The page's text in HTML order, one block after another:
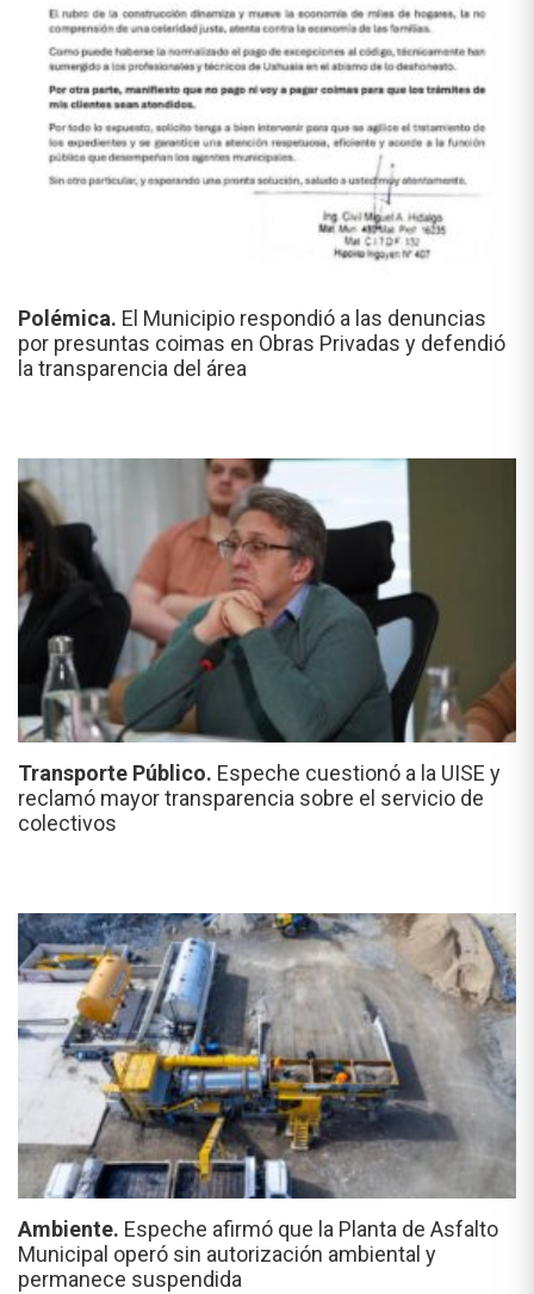
Polémica. El Municipio respondió a las denuncias
por presuntas coimas en Obras Privadas y defendió
la transparencia del área
Transporte Público. Espeche cuestionó a la UISE y
reclamó mayor transparencia sobre el servicio de
colectivos
Ambiente. Espeche afirmó que la Planta de Asfalto
Municipal operó sin autorización ambiental y
permanece suspendida